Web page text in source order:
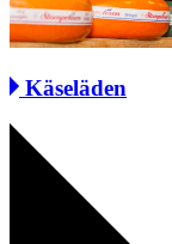
Käseläden